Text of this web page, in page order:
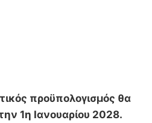
προϋπολογισμός θα
1η Ιανουαρίου 2028.